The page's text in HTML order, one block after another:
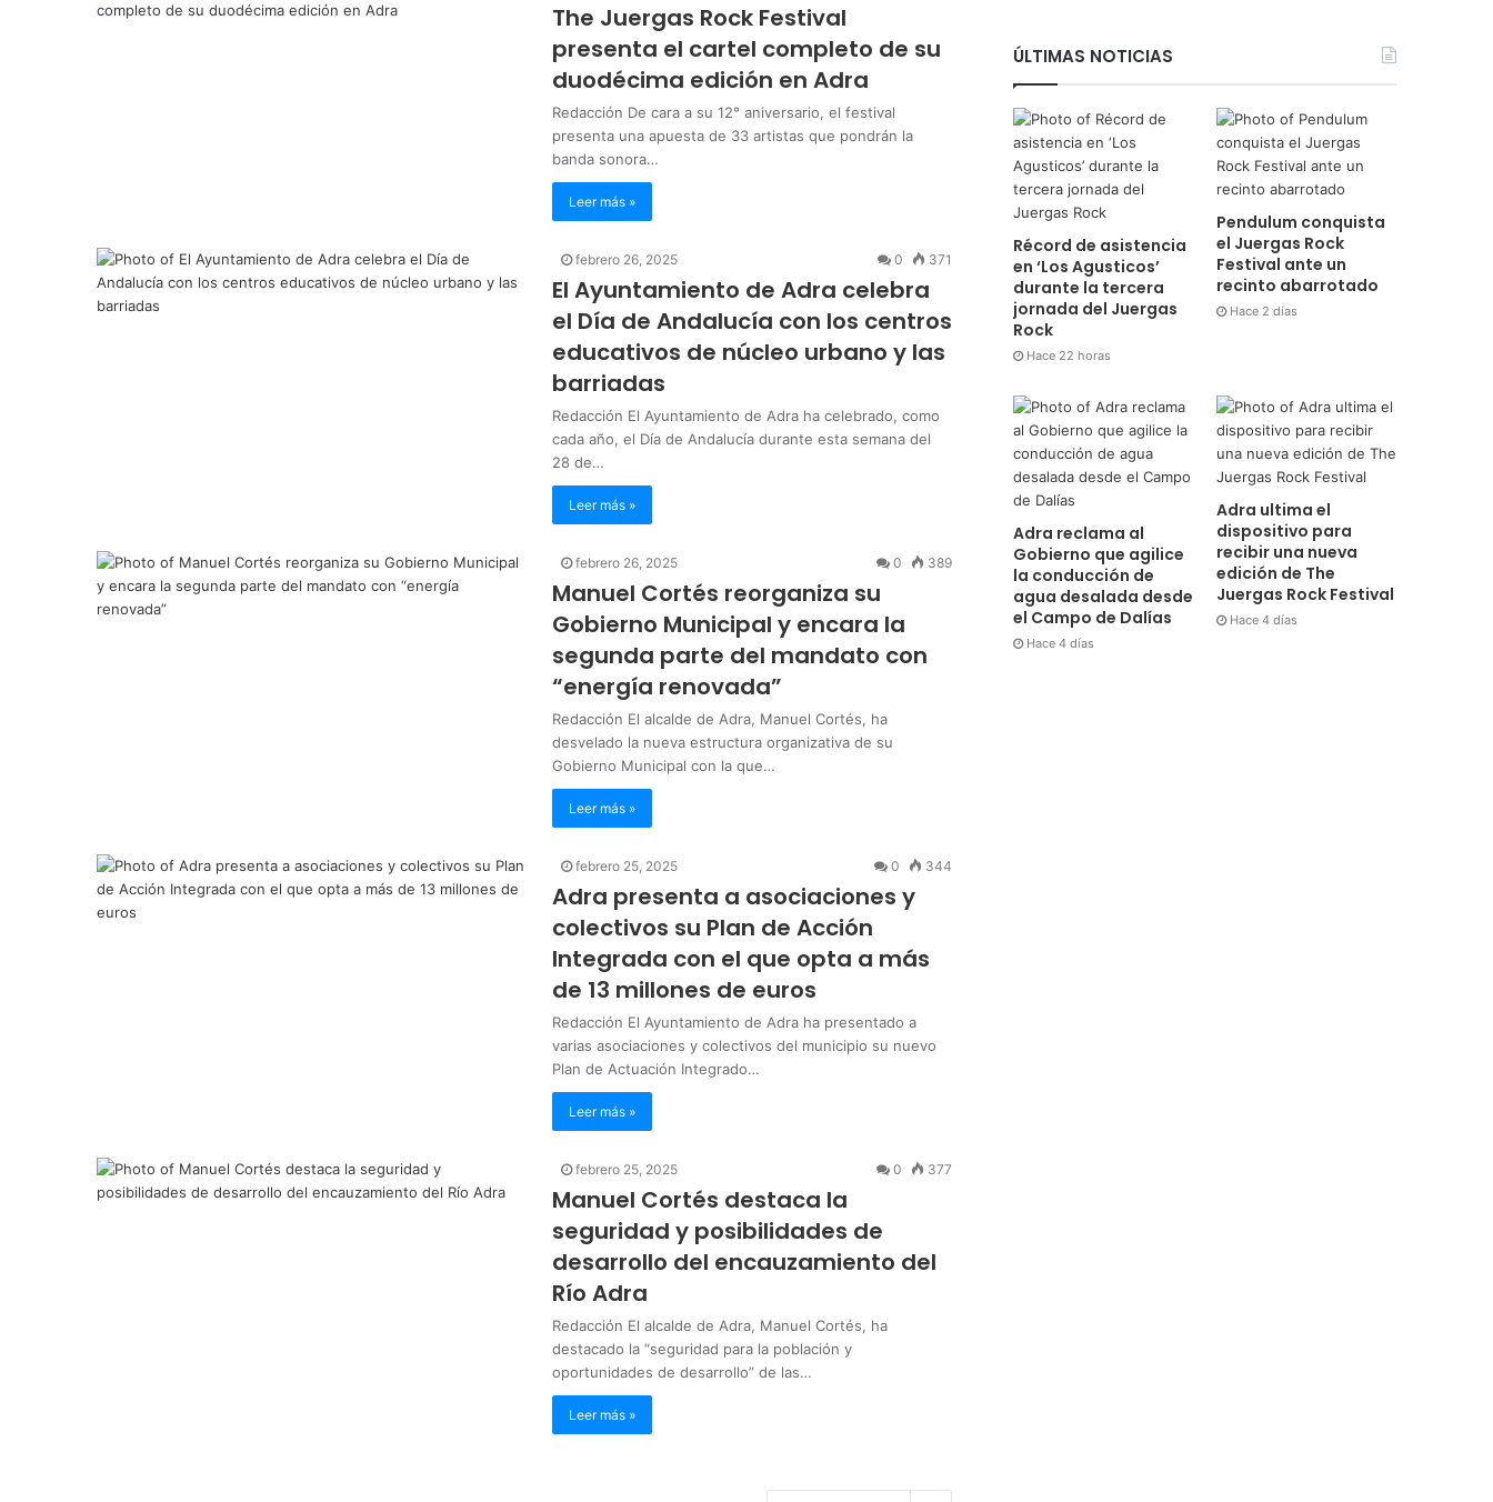
The Juergas Rock Festival
presenta el cartel completo de su
duodécima edición en Adra
Redacción De cara a su 12° aniversario, el festival
presenta una apuesta de 33 artistas que pondrán la
banda sonora…
Leer más »
febrero 26, 2025 0 371
El Ayuntamiento de Adra celebra
el Día de Andalucía con los centros
educativos de núcleo urbano y las
barriadas
Redacción El Ayuntamiento de Adra ha celebrado, como
cada año, el Día de Andalucía durante esta semana del
28 de…
Leer más »
febrero 26, 2025 0 389
Manuel Cortés reorganiza su
Gobierno Municipal y encara la
segunda parte del mandato con
“energía renovada”
Redacción El alcalde de Adra, Manuel Cortés, ha
desvelado la nueva estructura organizativa de su
Gobierno Municipal con la que…
Leer más »
febrero 25, 2025 0 344
Adra presenta a asociaciones y
colectivos su Plan de Acción
Integrada con el que opta a más
de 13 millones de euros
Redacción El Ayuntamiento de Adra ha presentado a
varias asociaciones y colectivos del municipio su nuevo
Plan de Actuación Integrado…
Leer más »
febrero 25, 2025 0 377
Manuel Cortés destaca la
seguridad y posibilidades de
desarrollo del encauzamiento del
Río Adra
Redacción El alcalde de Adra, Manuel Cortés, ha
destacado la “seguridad para la población y
oportunidades de desarrollo” de las…
Leer más »
ÚLTIMAS NOTICIAS
Récord de asistencia
en ‘Los Agusticos’
durante la tercera
jornada del Juergas
Rock
Hace 22 horas
Pendulum conquista
el Juergas Rock
Festival ante un
recinto abarrotado
Hace 2 días
Adra reclama al
Gobierno que agilice
la conducción de
agua desalada desde
el Campo de Dalías
Hace 4 días
Adra ultima el
dispositivo para
recibir una nueva
edición de The
Juergas Rock Festival
Hace 4 días